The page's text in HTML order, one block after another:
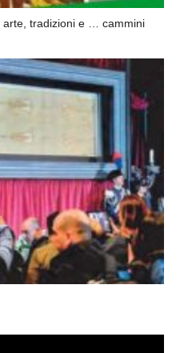
arte, tradizioni e … cammini